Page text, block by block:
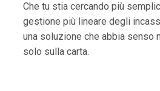
Che tu stia cercando più
gestione più lineare degli
una soluzione che abbia senso
solo sulla carta.